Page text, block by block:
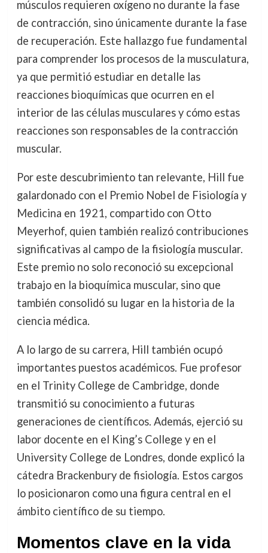
músculos requieren oxígeno no durante la fase
de contracción, sino únicamente durante la fase
de recuperación. Este hallazgo fue fundamental
para comprender los procesos de la musculatura,
ya que permitió estudiar en detalle las
reacciones bioquímicas que ocurren en el
interior de las células musculares y cómo estas
reacciones son responsables de la contracción
muscular.
Por este descubrimiento tan relevante, Hill fue
galardonado con el Premio Nobel de Fisiología y
Medicina en 1921, compartido con Otto
Meyerhof, quien también realizó contribuciones
significativas al campo de la fisiología muscular.
Este premio no solo reconoció su excepcional
trabajo en la bioquímica muscular, sino que
también consolidó su lugar en la historia de la
ciencia médica.
A lo largo de su carrera, Hill también ocupó
importantes puestos académicos. Fue profesor
en el Trinity College de Cambridge, donde
transmitió su conocimiento a futuras
generaciones de científicos. Además, ejerció su
labor docente en el King’s College y en el
University College de Londres, donde explicó la
cátedra Brackenbury de fisiología. Estos cargos
lo posicionaron como una figura central en el
ámbito científico de su tiempo.
Momentos clave en la vida